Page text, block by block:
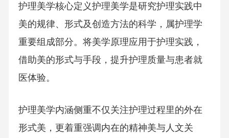
护理美学核心定义护理美学是研究护理实践中
美的规律、形式及创造方法的科学，属护理学
重要组成部分。将美学原理应用于护理实践，
借助美的形式与手段，提升护理质量与患者就
医体验。
护理美学内涵侧重不仅关注护理过程里的外在
形式美，更着重强调内在的精神美与人文关